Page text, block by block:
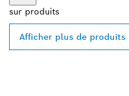
sur produits
Afficher plus de produits